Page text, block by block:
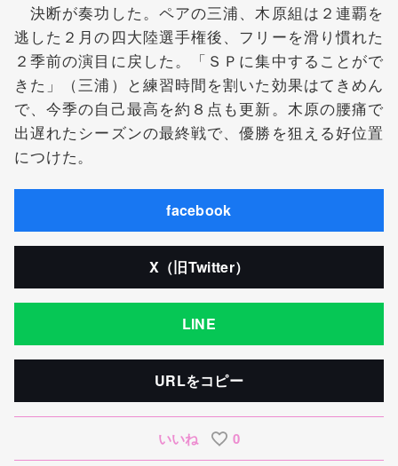
決断が奏功した。ペアの三浦、木原組は２連覇を
逃した２月の四大陸選手権後、フリーを滑り慣れた
２季前の演目に戻した。「ＳＰに集中することがで
きた」（三浦）と練習時間を割いた効果はてきめん
で、今季の自己最高を約８点も更新。木原の腰痛で
出遅れたシーズンの最終戦で、優勝を狙える好位置
につけた。
facebook
X（旧Twitter）
LINE
URLをコピー
いいね 0